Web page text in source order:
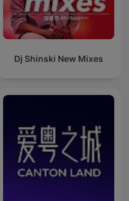
Dj Shinski New Mixes